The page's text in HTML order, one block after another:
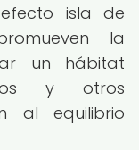
isla de
la
un hábitat
y otros
al equilibrio